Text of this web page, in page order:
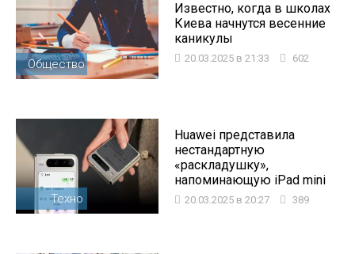
Общество
Известно, когда в школах
Киева начнутся весенние
каникулы
20.03.2025 в 21:33 602
Техно
Huawei представила
нестандартную
«раскладушку»,
напоминающую iPad mini
20.03.2025 в 20:27 389